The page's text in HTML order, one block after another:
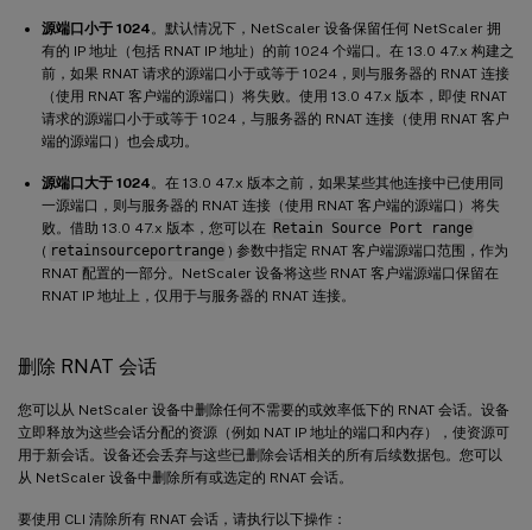
源端口小于 1024。默认情况下，NetScaler 设备保留任何 NetScaler 拥
有的 IP 地址（包括 RNAT IP 地址）的前 1024 个端口。在 13.0 47.x 构建之
前，如果 RNAT 请求的源端口小于或等于 1024，则与服务器的 RNAT 连接
（使用 RNAT 客户端的源端口）将失败。使用 13.0 47.x 版本，即使 RNAT
请求的源端口小于或等于 1024，与服务器的 RNAT 连接（使用 RNAT 客户
端的源端口）也会成功。
源端口大于 1024。在 13.0 47.x 版本之前，如果某些其他连接中已使用同
一源端口，则与服务器的 RNAT 连接（使用 RNAT 客户端的源端口）将失
败。借助 13.0 47.x 版本，您可以在 Retain Source Port range
( retainsourceportrange ) 参数中指定 RNAT 客户端源端口范围，作为
RNAT 配置的一部分。NetScaler 设备将这些 RNAT 客户端源端口保留在
RNAT IP 地址上，仅用于与服务器的 RNAT 连接。
删除 RNAT 会话
您可以从 NetScaler 设备中删除任何不需要的或效率低下的 RNAT 会话。设备
立即释放为这些会话分配的资源（例如 NAT IP 地址的端口和内存），使资源可
用于新会话。设备还会丢弃与这些已删除会话相关的所有后续数据包。您可以
从 NetScaler 设备中删除所有或选定的 RNAT 会话。
要使用 CLI 清除所有 RNAT 会话，请执行以下操作：